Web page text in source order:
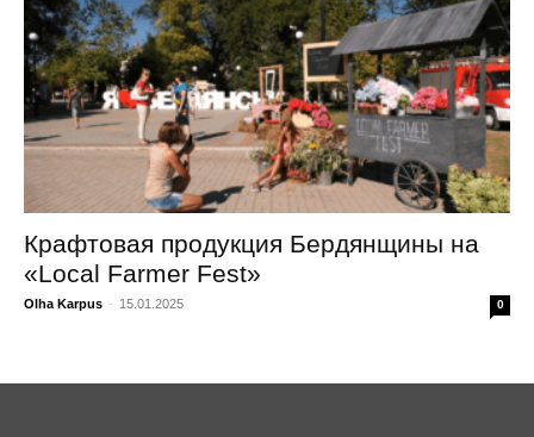
Крафтовая продукция Бердянщины на
«Local Farmer Fest»
Olha Karpus - 15.01.2025 0